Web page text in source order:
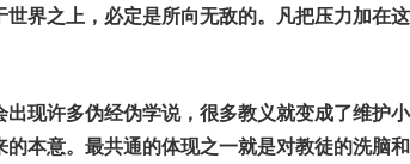
界之上，必定是所向无敌的。凡把压力加在
现许多伪经伪学说，很多教义就变成了维护
本意。最共通的体现之一就是对教徒的洗脑